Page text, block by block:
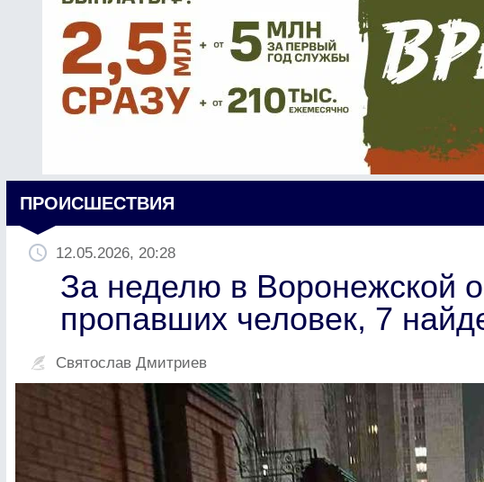
ПРОИСШЕСТВИЯ
12.05.2026, 20:28
За неделю в Воронежской
пропавших человек, 7
Святослав Дмитриев